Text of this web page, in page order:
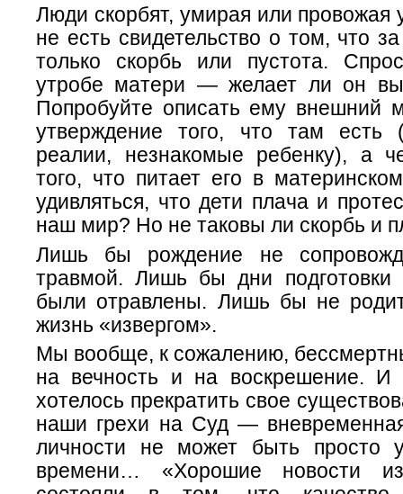
Люди скорбят, умирая или провожая
не есть свидетельство о том, что
только скорбь или пустота.
утробе матери — желает ли он
Попробуйте описать ему
утверждение того, что там есть
реалии, незнакомые ребенку), а
того, что питает его в
удивляться, что дети плача и
наш мир? Но не таковы ли скорбь и
Лишь бы рождение не
травмой. Лишь бы дни
были отравлены. Лишь бы не
жизнь «извергом».
Мы вообще, к сожалению,
на вечность и на воскрешение.
хотелось прекратить свое
наши грехи на Суд —
личности не может быть просто
времени… «Хорошие новости